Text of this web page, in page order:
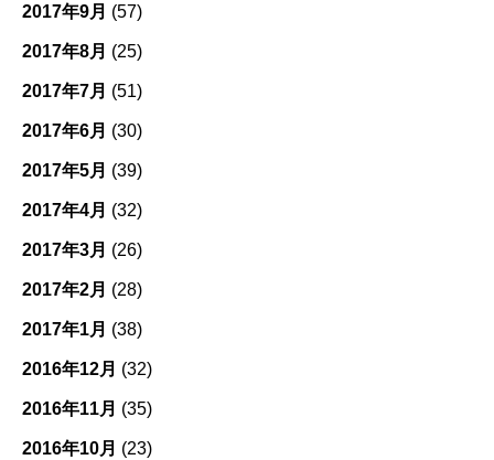
2017年9月 (57)
2017年8月 (25)
2017年7月 (51)
2017年6月 (30)
2017年5月 (39)
2017年4月 (32)
2017年3月 (26)
2017年2月 (28)
2017年1月 (38)
2016年12月 (32)
2016年11月 (35)
2016年10月 (23)